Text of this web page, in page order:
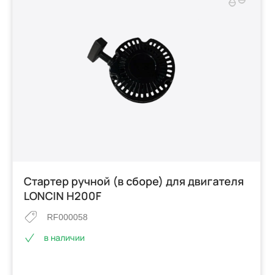
Стартер ручной (в сборе) для двигателя
LONCIN H200F
RF000058
в наличии